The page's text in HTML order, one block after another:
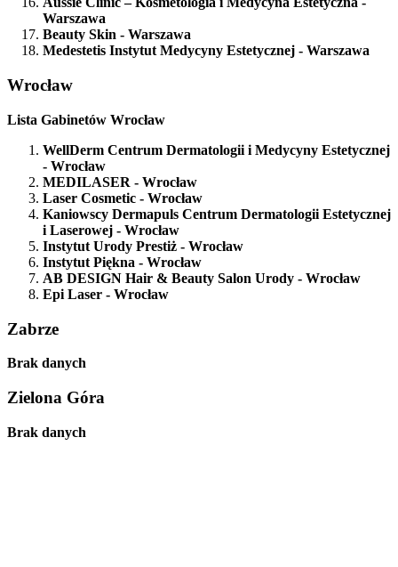
Warszawa
Beauty Skin - Warszawa
Medestetis Instytut Medycyny Estetycznej - Warszawa
Wrocław
Lista Gabinetów Wrocław
WellDerm Centrum Dermatologii i Medycyny Estetycznej
- Wrocław
MEDILASER - Wrocław
Laser Cosmetic - Wrocław
Kaniowscy Dermapuls Centrum Dermatologii Estetycznej
i Laserowej - Wrocław
Instytut Urody Prestiż - Wrocław
Instytut Piękna - Wrocław
AB DESIGN Hair & Beauty Salon Urody - Wrocław
Epi Laser - Wrocław
Zabrze
Brak danych
Zielona Góra
Brak danych